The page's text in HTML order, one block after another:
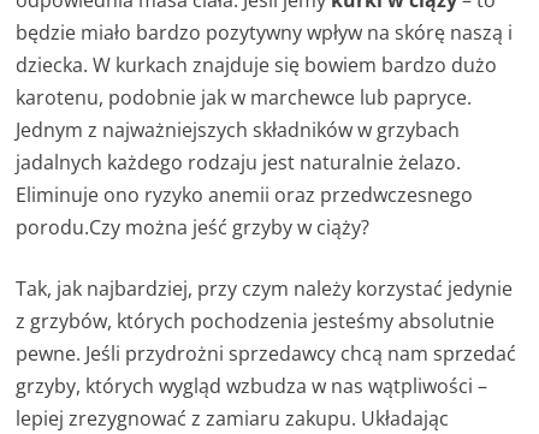
będzie miało bardzo pozytywny wpływ na skórę naszą i
dziecka. W kurkach znajduje się bowiem bardzo dużo
karotenu, podobnie jak w marchewce lub papryce.
Jednym z najważniejszych składników w grzybach
jadalnych każdego rodzaju jest naturalnie żelazo.
Eliminuje ono ryzyko anemii oraz przedwczesnego
porodu.Czy można jeść grzyby w ciąży?
Tak, jak najbardziej, przy czym należy korzystać jedynie
z grzybów, których pochodzenia jesteśmy absolutnie
pewne. Jeśli przydrożni sprzedawcy chcą nam sprzedać
grzyby, których wygląd wzbudza w nas wątpliwości –
lepiej zrezygnować z zamiaru zakupu. Układając